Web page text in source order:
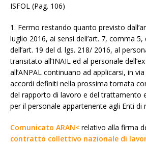
ISFOL (Pag. 106)
1. Fermo restando quanto previsto
luglio 2016, ai sensi dell’art. 7, comma 5,
dell’art. 19 del d. lgs. 218/ 2016, al
transitato all’INAIL ed al personale
all’ANPAL continuano ad applicarsi, in
accordi definiti nella prossima tornata
del rapporto di lavoro e del trattamento
per il personale appartenente agli Enti di
Comunicato ARAN< relativo alla firma
contratto collettivo nazionale di